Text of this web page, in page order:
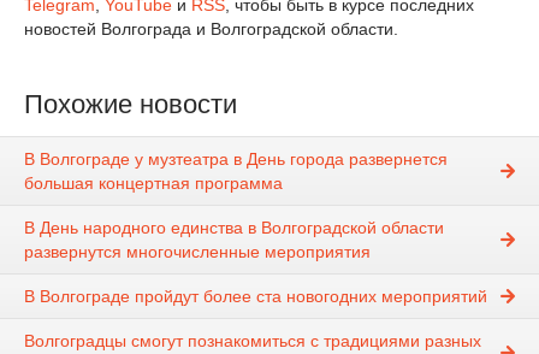
Telegram YouTube и RSS , чтобы быть в курсе последних
новостей Волгограда и Волгоградской области.
Похожие новости
В Волгограде у музтеатра в День города развернется
большая концертная программа
В День народного единства в Волгоградской области
развернутся многочисленные мероприятия
В Волгограде пройдут более ста новогодних мероприятий
Волгоградцы смогут познакомиться с традициями разных